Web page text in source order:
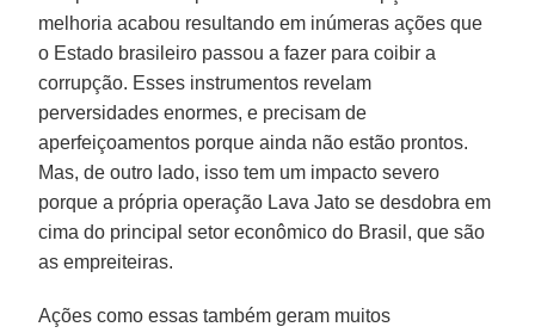
melhoria acabou resultando em inúmeras ações que
o Estado brasileiro passou a fazer para coibir a
corrupção. Esses instrumentos revelam
perversidades enormes, e precisam de
aperfeiçoamentos porque ainda não estão prontos.
Mas, de outro lado, isso tem um impacto severo
porque a própria operação Lava Jato se desdobra em
cima do principal setor econômico do Brasil, que são
as empreiteiras.
Ações como essas também geram muitos